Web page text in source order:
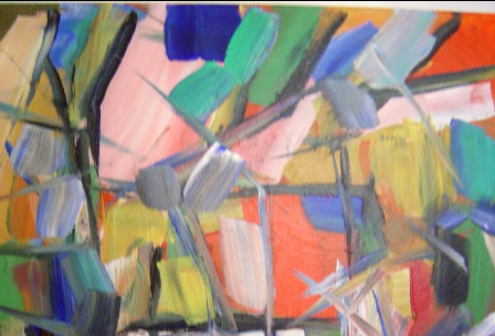
© 2017 Galerie St. Klara Regensburg
Home Impressum Datenschutz Anmelden